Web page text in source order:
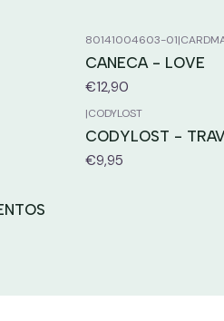
80141004603-01|
CANECA - LOVE
€12,90
|CODYLOST
CODYLOST -
€9,95